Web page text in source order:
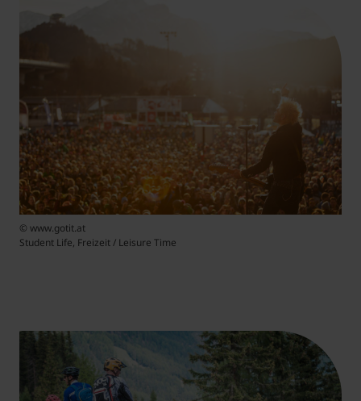
© www.gotit.at
Student Life, Freizeit / Leisure Time